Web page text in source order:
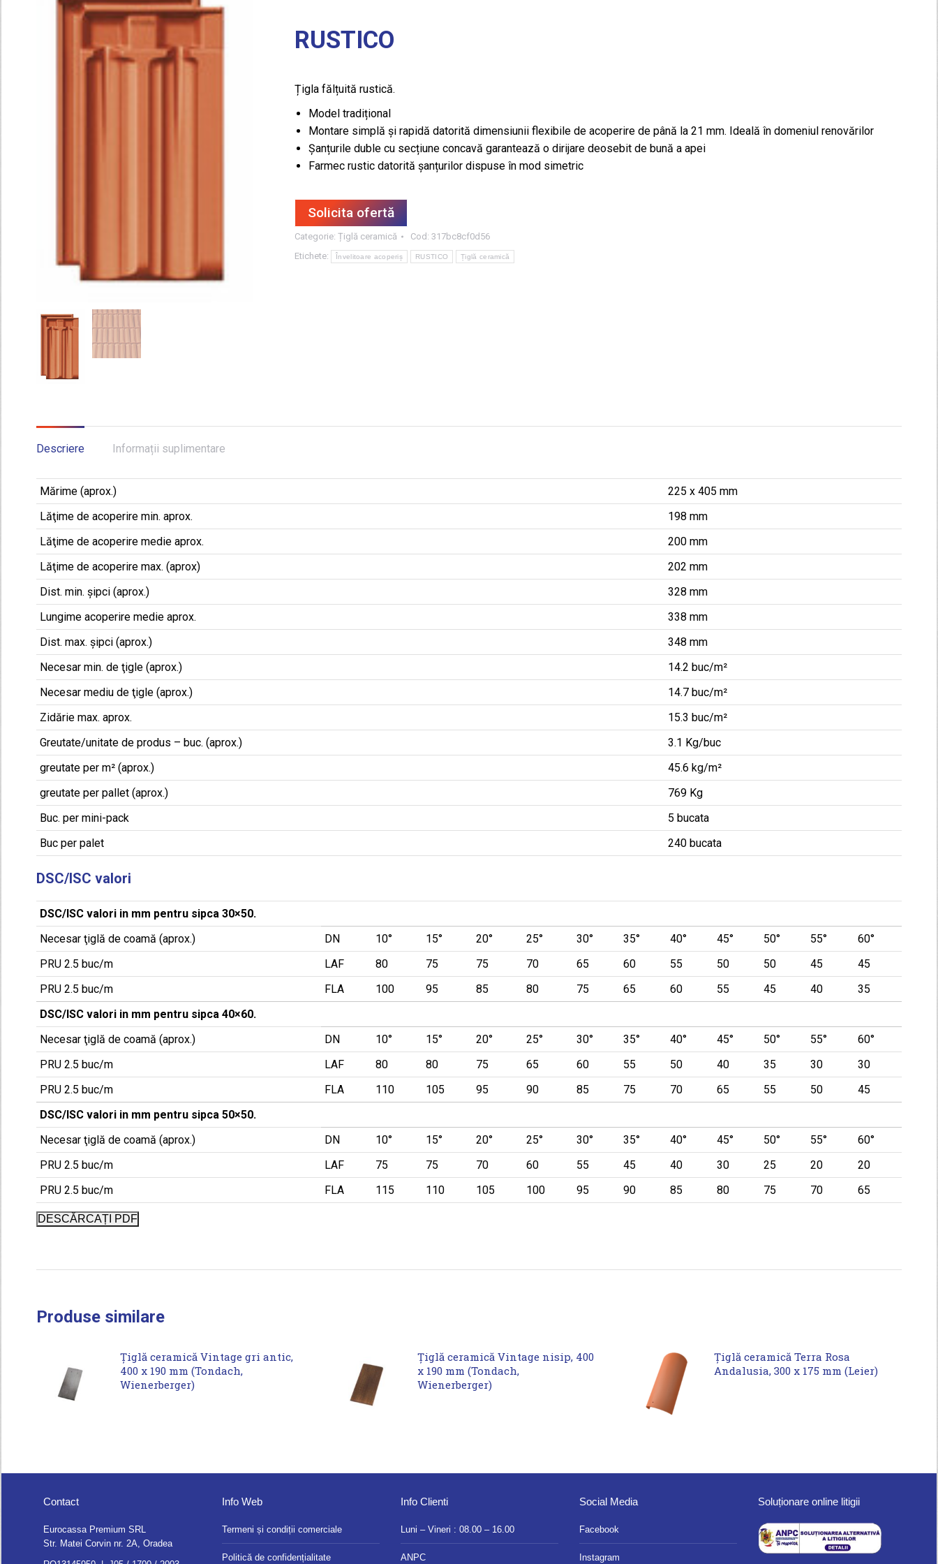
RUSTICO
Țigla fălțuită rustică.
Model tradițional
Montare simplă și rapidă datorită dimensiunii flexibile de acoperire de până la 21 mm. Ideală în domeniul renovărilor
Șanțurile duble cu secțiune concavă garantează o dirijare deosebit de bună a apei
Farmec rustic datorită șanțurilor dispuse în mod simetric
Solicita ofertă
Categorie: Țiglă ceramică Cod: 317bc8cf0d56
Etichete:
Învelitoare acoperiș RUSTICO Țiglă ceramică
Descriere Informații suplimentare
Mărime (aprox.)
225 x 405 mm
Lăţime de acoperire min. aprox.
198 mm
Lăţime de acoperire medie aprox.
200 mm
Lăţime de acoperire max. (aprox)
202 mm
Dist. min. șipci (aprox.)
328 mm
Lungime acoperire medie aprox.
338 mm
Dist. max. șipci (aprox.)
348 mm
Necesar min. de ţigle (aprox.)
14.2 buc/m²
Necesar mediu de ţigle (aprox.)
14.7 buc/m²
Zidărie max. aprox.
15.3 buc/m²
Greutate/unitate de produs – buc. (aprox.)
3.1 Kg/buc
greutate per m² (aprox.)
45.6 kg/m²
greutate per pallet (aprox.)
769 Kg
Buc. per mini-pack
5 bucata
Buc per palet
240 bucata
DSC/ISC valori
DSC/ISC valori in mm pentru sipca 30×50.
Necesar ţiglă de coamă (aprox.)
DN 10° 15° 20° 25° 30° 35° 40° 45° 50° 55°
60°
PRU 2.5 buc/m
LAF 80 75 75 70 65 60 55 50 50 45
45
PRU 2.5 buc/m
FLA 100 95 85 80 75 65 60 55 45 40
35
DSC/ISC valori in mm pentru sipca 40×60.
Necesar ţiglă de coamă (aprox.)
DN 10° 15° 20° 25° 30° 35° 40° 45° 50° 55°
60°
PRU 2.5 buc/m
LAF 80 80 75 65 60 55 50 40 35 30
30
PRU 2.5 buc/m
FLA 110 105 95 90 85 75 70 65 55 50
45
DSC/ISC valori in mm pentru sipca 50×50.
Necesar ţiglă de coamă (aprox.)
DN 10° 15° 20° 25° 30° 35° 40° 45° 50° 55°
60°
PRU 2.5 buc/m
LAF 75 75 70 60 55 45 40 30 25 20
20
PRU 2.5 buc/m
FLA 115 110 105 100 95 90 85 80 75 70 65
DESCĂRCAȚI PDF
Produse similare
Țiglă ceramică Vintage gri antic,
400 x 190 mm (Tondach,
Wienerberger)
Țiglă ceramică Vintage nisip, 400
x 190 mm (Tondach,
Wienerberger)
Țiglă ceramică Terra Rosa
Andalusia, 300 x 175 mm (Leier)
Contact
Eurocassa Premium SRL
Str. Matei Corvin nr. 2A, Oradea
Info Web
Termeni și condiții comerciale
Politică de confidențialitate
Info Clienti
Luni – Vineri : 08.00 – 16.00
ANPC
Social Media
Facebook
Instagram
Soluționare online litigii